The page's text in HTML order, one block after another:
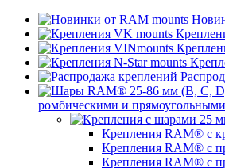
ромбическими и
Крепления RAM® с
Крепления RAM® с
Крепления RAM® с